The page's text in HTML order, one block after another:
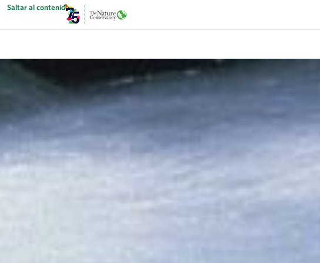
Saltar al contenido